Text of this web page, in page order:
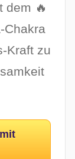
dem 🔥
Kraft zu